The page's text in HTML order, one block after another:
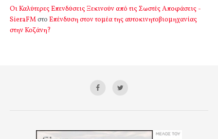
Οι Καλύτερες Επενδύσεις Ξεκινούν από τις Σωστές Αποφάσεις -
SieraFMστο Επένδυση στον τομέα της αυτοκινητοβιομηχανίας
στην Κοζάνη?